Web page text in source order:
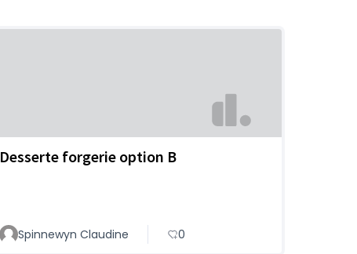
Desserte forgerie option B
Spinnewyn Claudine 0